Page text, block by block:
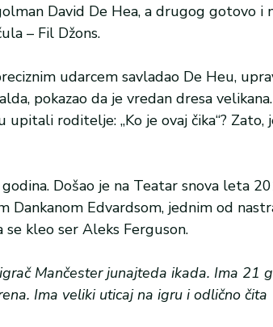
David De Hea, a drugog gotovo i
– Fil Džons.
udarcem savladao De Heu,
pokazao da je vredan dresa
upitali roditelje: „Ko je ovaj čika“? Zato,
Došao je na Teatar snova leta
Dankanom Edvardsom, jednim od
kleo ser Aleks Ferguson.
Mančester junajteda ikada. Ima 21
Ima veliki uticaj na igru i odlično čita